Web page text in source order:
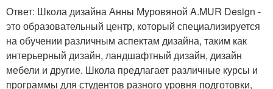
Ответ: Школа дизайна Анны Муровяной A.MUR Design -
это образовательный центр, который специализируется
на обучении различным аспектам дизайна, таким как
интерьерный дизайн, ландшафтный дизайн, дизайн
мебели и другие. Школа предлагает различные курсы и
программы для студентов разного уровня подготовки,